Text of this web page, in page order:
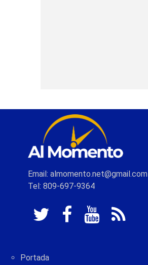
Email: almomento.net@gmail.com
Tel: 809-697-9364
Portada